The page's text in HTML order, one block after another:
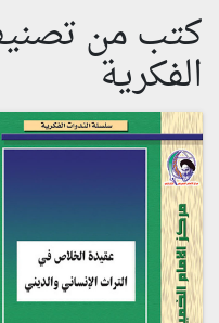
كتب من
الفكرية